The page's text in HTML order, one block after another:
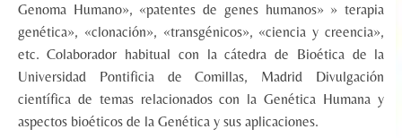
Genoma Humano», «patentes de genes humanos» » terapia
genética», «clonación», «transgénicos», «ciencia y creencia»,
etc. Colaborador habitual con la cátedra de Bioética de la
Universidad Pontificia de Comillas, Madrid Divulgación
científica de temas relacionados con la Genética Humana y
aspectos bioéticos de la Genética y sus aplicaciones.